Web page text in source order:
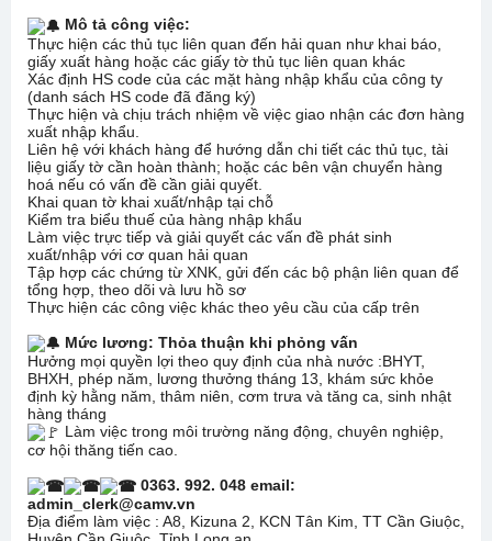
Mô tả công việc:
Thực hiện các thủ tục liên quan đến hải quan như khai báo,
giấy xuất hàng hoặc các giấy tờ thủ tục liên quan khác
Xác định HS code của các mặt hàng nhập khẩu của công ty
(danh sách HS code đã đăng ký)
Thực hiện và chịu trách nhiệm về việc giao nhận các đơn hàng
xuất nhập khẩu.
Liên hệ với khách hàng để hướng dẫn chi tiết các thủ tục, tài
liệu giấy tờ cần hoàn thành; hoặc các bên vận chuyển hàng
hoá nếu có vấn đề cần giải quyết.
Khai quan tờ khai xuất/nhập tại chỗ
Kiểm tra biểu thuế của hàng nhập khẩu
Làm việc trực tiếp và giải quyết các vấn đề phát sinh
xuất/nhập với cơ quan hải quan
Tập hợp các chứng từ XNK, gửi đến các bộ phận liên quan để
tổng hợp, theo dõi và lưu hồ sơ
Thực hiện các công việc khác theo yêu cầu của cấp trên
Mức lương: Thỏa thuận khi phỏng vấn
Hưởng mọi quyền lợi theo quy định của nhà nước :BHYT,
BHXH, phép năm, lương thưởng tháng 13, khám sức khỏe
định kỳ hằng năm, thâm niên, cơm trưa và tăng ca, sinh nhật
hàng tháng
Làm việc trong môi trường năng động, chuyên nghiệp,
cơ hội thăng tiến cao.
0363. 992. 048 email:
admin_clerk@camv.vn
Địa điểm làm việc : A8, Kizuna 2, KCN Tân Kim, TT Cần Giuộc,